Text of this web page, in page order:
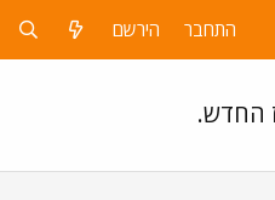
התחבר הירשם
החדש.